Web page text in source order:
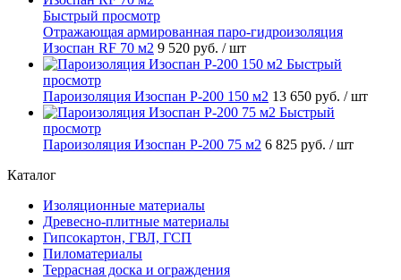
Быстрый просмотр
Отражающая армированная паро-гидроизоляция
Изоспан RF 70 м2 9 520 руб. / шт
Быстрый
просмотр
Пароизоляция Изоспан P-200 150 м2 13 650 руб. / шт
Быстрый
просмотр
Пароизоляция Изоспан P-200 75 м2 6 825 руб. / шт
Каталог
Изоляционные материалы
Древесно-плитные материалы
Гипсокартон, ГВЛ, ГСП
Пиломатериалы
Террасная доска и ограждения